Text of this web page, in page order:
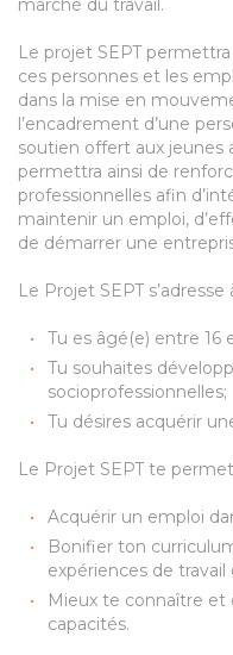
marché du travail.
Le projet SEPT
ces personnes et les
dans la mise en
l’encadrement d’une
soutien offert aux jeunes
permettra ainsi de
professionnelles afin
maintenir un emploi,
de démarrer une
Le Projet SEPT s’adresse
Tu es âgé(e) entre 16
Tu souhaites
socioprofessionnelles;
Tu désires acquérir
Le Projet SEPT te
Acquérir un emploi
Bonifier ton
expériences de
Mieux te connaître
capacités.